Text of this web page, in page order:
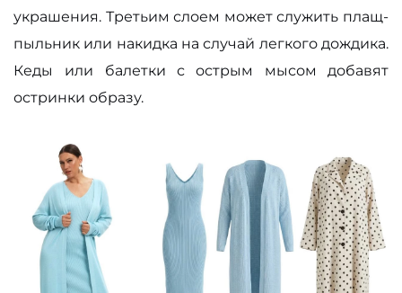
украшения. Третьим слоем может служить плащ-
пыльник или накидка на случай легкого дождика.
Кеды
или балетки с острым мысом добавят
остринки образу.